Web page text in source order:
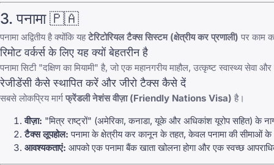
3. पनामा 🇵🇦
पनामा अद्वितीय है क्योंकि यहटेरिटोरियल टैक्स सिस्टम (क्षेत्रीय कर प्रणाली) पर काम
रिमोट वर्कर्स के लिए यह क्यों बेहतरीन है
पनामा सिटी "दक्षिण का मियामी" है, जो एक महानगरीय माहौल, उत्कृष्ट स्वास्थ्य
रेजीडेंसी कैसे स्थापित करें और जीरो टैक्स कैसे दें
सबसे लोकप्रिय मार्ग फ्रेंडली नेशंस वीज़ा (Friendly Nations Visa) है।
वीज़ा: "मित्र राष्ट्रों" (अमेरिका, कनाडा, यूके और अधिकांश यूरोप सहित) के
टैक्स लूपहोल: पनामा के क्षेत्रीय कर कानून के तहत, केवल पनामा की सीमाओं के
आवश्यकताएं: आपको एक पनामा बैंक खाता खोलना होगा और एक स्वच्छ